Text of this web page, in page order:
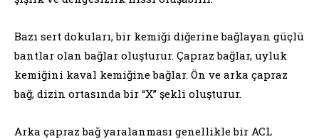
Bazı sert dokuları, bir kemiği diğerine bağlayan güçlü
bantlar olan bağlar oluşturur. Çapraz bağlar, uyluk
kemiğini kaval kemiğine bağlar. Ön ve arka çapraz
bağ, dizin ortasında bir “X” şekli oluşturur.
Arka çapraz bağ yaralanması genellikle bir ACL